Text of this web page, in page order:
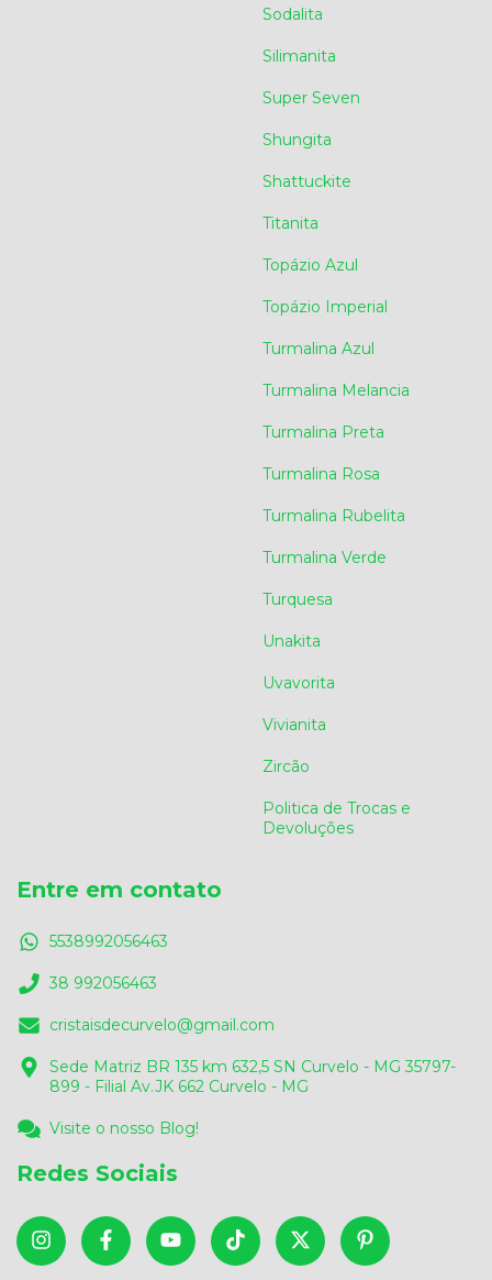
Sodalita
Silimanita
Super Seven
Shungita
Shattuckite
Titanita
Topázio Azul
Topázio Imperial
Turmalina Azul
Turmalina Melancia
Turmalina Preta
Turmalina Rosa
Turmalina Rubelita
Turmalina Verde
Turquesa
Unakita
Uvavorita
Vivianita
Zircão
Politica de Trocas e
Devoluções
Entre em contato
5538992056463
38 992056463
cristaisdecurvelo@gmail.com
Sede Matriz BR 135 km 632,5 SN Curvelo - MG 35797-
899 - Filial Av.JK 662 Curvelo - MG
Visite o nosso Blog!
Redes Sociais